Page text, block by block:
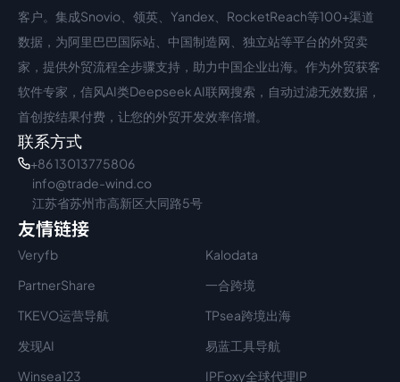
客户。集成Snovio、领英、Yandex、RocketReach等100+渠道
数据，为阿里巴巴国际站、中国制造网、独立站等平台的外贸卖
家，提供外贸流程全步骤支持，助力中国企业出海。作为外贸获客
软件专家，信风AI类Deepseek AI联网搜索，自动过滤无效数据，
首创按结果付费，让您的外贸开发效率倍增。
联系方式
+86 13013775806
info@trade-wind.co
江苏省苏州市高新区大同路5号
友情链接
Veryfb
Kalodata
PartnerShare
一合跨境
TKEVO运营导航
TPsea跨境出海
发现AI
易蓝工具导航
Winsea123
IPFoxy全球代理IP